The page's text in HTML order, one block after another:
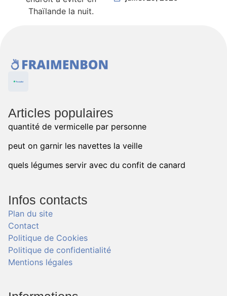
Articles populaires
quantité de vermicelle par personne
peut on garnir les navettes la veille
quels légumes servir avec du confit de canard
Infos contacts
Plan du site
Contact
Politique de Cookies
Politique de confidentialité
Mentions légales